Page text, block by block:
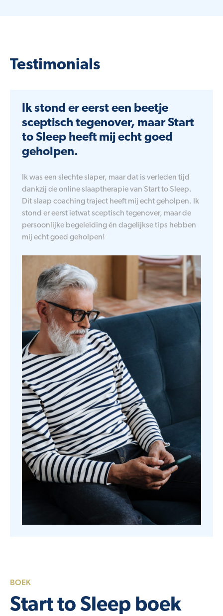
Testimonials
Ik stond er eerst een beetje
sceptisch tegenover, maar Start
to Sleep heeft mij echt goed
geholpen.
Ik was een slechte slaper, maar dat is verleden tijd
dankzij de online slaaptherapie van Start to Sleep.
Dit slaap coaching traject heeft mij echt geholpen. Ik
stond er eerst ietwat sceptisch tegenover, maar de
persoonlijke begeleiding én dagelijkse tips hebben
mij echt goed geholpen!
BOEK
Start to Sleep boek